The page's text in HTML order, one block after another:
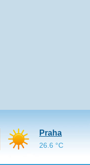
Praha
26.6 °C